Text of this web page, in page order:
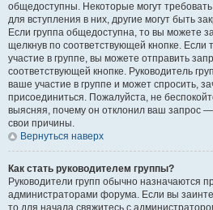
общедоступны. Некоторые могут
для вступления в них, другие могут быть
Если группа общедоступна, то вы можете
щелкнув по соответствующей кнопке. Если
участие в группе, вы можете отправить
соответствующей кнопке. Руководитель
ваше участие в группе и может спросить,
присоединиться. Пожалуйста, не
выясняя, почему он отклонил ваш запрос —
свои причины.
Вернуться наверх
Как стать руководителем группы?
Руководители групп обычно назначаются
администраторами форума. Если вы
то для начала свяжитесь с